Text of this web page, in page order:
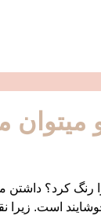
را رنگ
زیبا و پر تراکم
قوت چهره